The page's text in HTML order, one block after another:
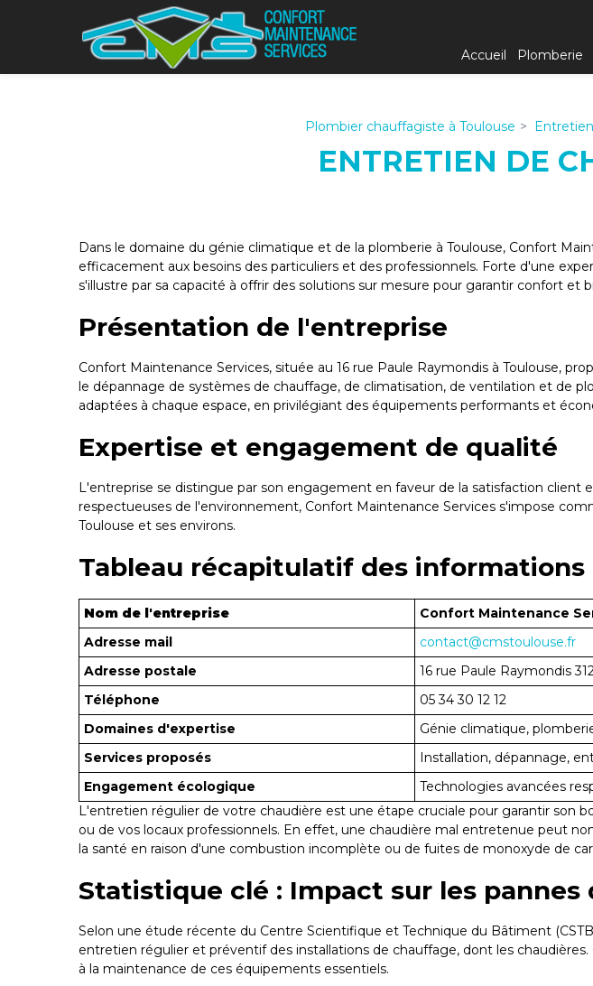
Accueil Plomberie
Plombier chauffagiste à Toulouse
ENTRETIEN DE
Dans le domaine du génie climatique et de la plomberie à Toulouse, Confort
efficacement aux besoins des particuliers et des professionnels. Forte d'une
s'illustre par sa capacité à offrir des solutions sur mesure pour garantir confort et
Présentation de l'entreprise
Confort Maintenance Services, située au 16 rue Paule Raymondis à Toulouse,
le dépannage de systèmes de chauffage, de climatisation, de ventilation et de
adaptées à chaque espace, en privilégiant des équipements performants et
Expertise et engagement de qualité
L'entreprise se distingue par son engagement en faveur de la satisfaction
respectueuses de l'environnement, Confort Maintenance Services s'impose
Toulouse et ses environs.
Tableau récapitulatif des informations
Nom de l'entreprise
Confort Maintenance
Adresse mail
contact@cmstoulouse.fr
Adresse postale
16 rue Paule Raymondis
Téléphone
05 34 30 12 12
Domaines d'expertise
Génie climatique,
Services proposés
Installation, dépannage,
Engagement écologique
Technologies avancées
L'entretien régulier de votre chaudière est une étape cruciale pour garantir son
ou de vos locaux professionnels. En effet, une chaudière mal entretenue peut
la santé en raison d'une combustion incomplète ou de fuites de monoxyde de
Statistique clé : Impact sur les pannes
Selon une étude récente du Centre Scientifique et Technique du Bâtiment
entretien régulier et préventif des installations de chauffage, dont les
à la maintenance de ces équipements essentiels.
Panneau de gestion des cookies